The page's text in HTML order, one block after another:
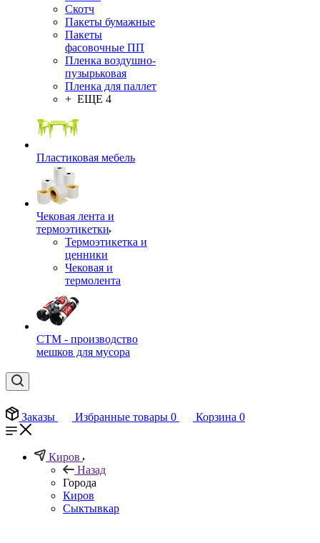
Скотч
Пакеты бумажные
Пакеты
фасовочные ПП
Пленка воздушно-
пузырьковая
Пленка для паллет
+ ЕЩЕ 4
Пластиковая мебель
Чековая лента и
термоэтикетки
Термоэтикетка и
ценники
Чековая и
термолента
СТМ - производство
мешков для мусора
Заказы Избранные товары 0 Корзина 0
Киров
Назад
Города
Киров
Сыктывкар